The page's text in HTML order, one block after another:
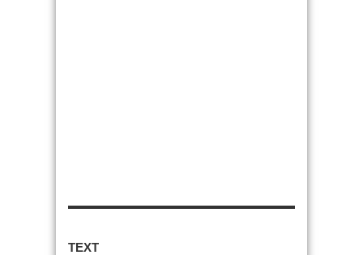
TEXT